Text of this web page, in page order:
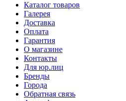
Каталог товаров
Галерея
Доставка
Оплата
Гарантия
О магазине
Контакты
Для юр.лиц
Бренды
Города
Обратная связь